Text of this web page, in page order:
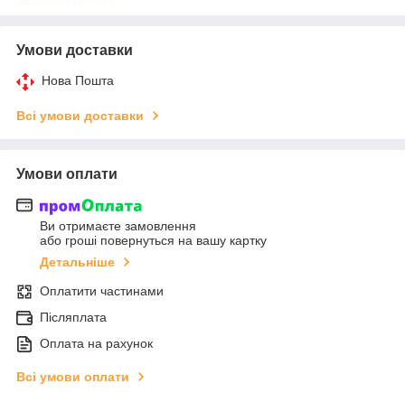
Умови доставки
Нова Пошта
Всі умови доставки
Умови оплати
Ви отримаєте замовлення
або гроші повернуться на вашу картку
Детальніше
Оплатити частинами
Післяплата
Оплата на рахунок
Всі умови оплати